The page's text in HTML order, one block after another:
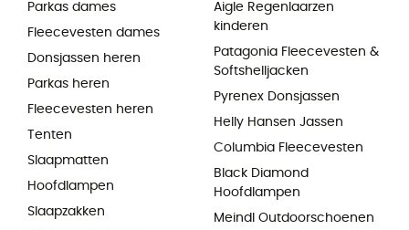
Parkas dames
Fleecevesten dames
Donsjassen heren
Parkas heren
Fleecevesten heren
Tenten
Slaapmatten
Hoofdlampen
Slaapzakken
Aigle Regenlaarzen
kinderen
Patagonia Fleecevesten &
Softshelljacken
Pyrenex Donsjassen
Helly Hansen Jassen
Columbia Fleecevesten
Black Diamond
Hoofdlampen
Meindl Outdoorschoenen